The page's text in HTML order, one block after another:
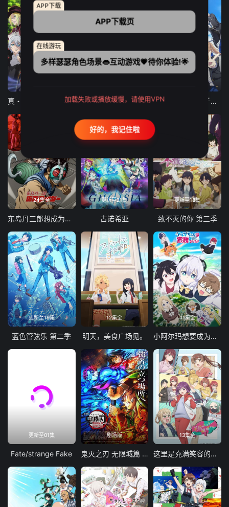
真・进化果 实不知不觉踏上胜利的人生 东京猫猫 NEW～♡ 弹珠汽水瓶里的千岁同学
24集全
东岛丹三郎想成为假面骑士
更新至21集
古诺希亚
更新至18集
致不灭的你 第三季
更新至19集
蓝色管弦乐 第二季
12集全
明天，美食广场见。
11集全
小阿尔玛想要成为家人
更新至01集
Fate/strange Fake
剧场版
鬼灭之刃 无限城篇 第一章 猗窝座再袭
13集全
这里是充满笑容的职场。
APP下载
APP下载页
在线游玩
多样瑟瑟角色场景👄互动游戏💗待你体验!🌟
加载失败或播放缓慢，请使用VPN
好的，我记住啦